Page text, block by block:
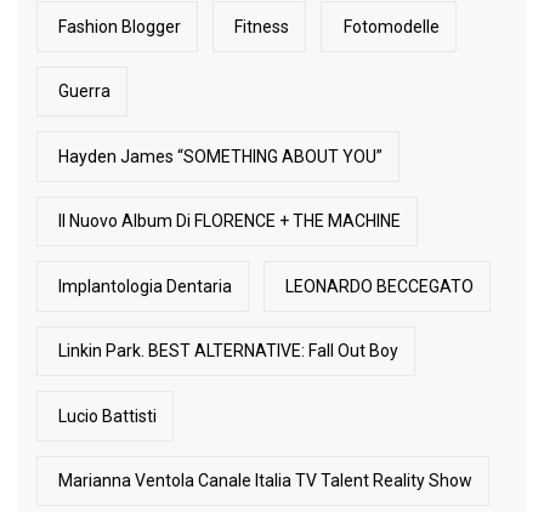
Fashion Blogger Fitness Fotomodelle
Guerra
Hayden James “SOMETHING ABOUT YOU”
Il Nuovo Album Di FLORENCE + THE MACHINE
Implantologia Dentaria LEONARDO BECCEGATO
Linkin Park. BEST ALTERNATIVE: Fall Out Boy
Lucio Battisti
Marianna Ventola Canale Italia TV Talent Reality Show